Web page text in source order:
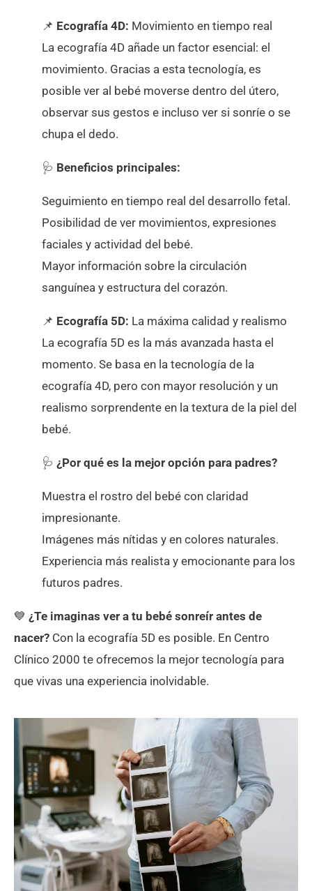
📌 Ecografía 4D: Movimiento en tiempo real
La ecografía 4D añade un factor esencial: el
movimiento. Gracias a esta tecnología, es
posible ver al bebé moverse dentro del útero,
observar sus gestos e incluso ver si sonríe o se
chupa el dedo.
🩺 Beneficios principales:
Seguimiento en tiempo real del desarrollo fetal.
Posibilidad de ver movimientos, expresiones
faciales y actividad del bebé.
Mayor información sobre la circulación
sanguínea y estructura del corazón.
📌 Ecografía 5D: La máxima calidad y realismo
La ecografía 5D es la más avanzada hasta el
momento. Se basa en la tecnología de la
ecografía 4D, pero con mayor resolución y un
realismo sorprendente en la textura de la piel del
bebé.
🩺 ¿Por qué es la mejor opción para padres?
Muestra el rostro del bebé con claridad
impresionante.
Imágenes más nítidas y en colores naturales.
Experiencia más realista y emocionante para los
futuros padres.
💙 ¿Te imaginas ver a tu bebé sonreír antes de
nacer? Con la ecografía 5D es posible. En Centro
Clínico 2000 te ofrecemos la mejor tecnología para
que vivas una experiencia inolvidable.